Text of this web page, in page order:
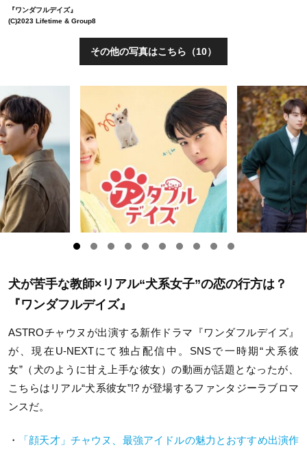
『ワンダフルデイズ』
(C)2023 Lifetime & Group8
その他の写真はこちら（10）
犬が苦手な教師×リアル“犬系女子”の恋の行方は？
『ワンダフルデイズ』
ASTROチャウヌが出演する新作ドラマ『ワンダフルデイズ』
が、現在U-NEXTにて独占配信中。SNSで一時期“犬系彼
女”（犬のように甘え上手な彼女）の動画が話題となったが、
こちらはリアル“犬系彼女”!? が登場するファンタジーラブロマ
ンスだ。
・
「顔天才」チャウヌ、最強アイドルの魅力とおすすめ出演作